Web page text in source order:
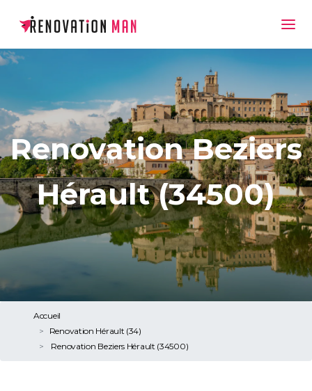
Renovation Beziers
Hérault (34500)
Accueil
Renovation Hérault (34)
Renovation Beziers Hérault (34500)